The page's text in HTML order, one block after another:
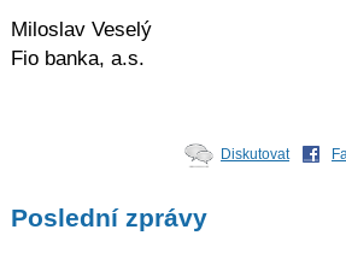
Miloslav Veselý
Fio banka, a.s.
Diskutovat
Poslední zprávy